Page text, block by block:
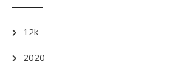
12k
2020